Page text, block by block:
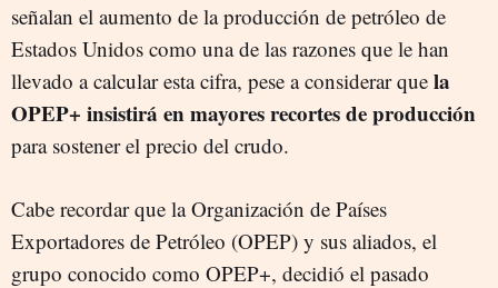
señalan el aumento de la producción de petróleo de
Estados Unidos como una de las razones que le han
llevado a calcular esta cifra, pese a considerar que la
OPEP+ insistirá en mayores recortes de producción
para sostener el precio del crudo.
Cabe recordar que la Organización de Países
Exportadores de Petróleo (OPEP) y sus aliados, el
grupo conocido como OPEP+, decidió el pasado